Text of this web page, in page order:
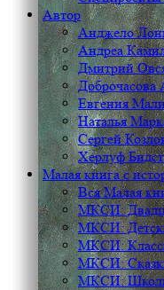
Автор
Анджело
Андреа
Дмитрий
Доброчасова
Евгения
Наталья
Сергей
Херлуф
Малая книга с
Вся Малая
МКСИ:
МКСИ:
МКСИ:
МКСИ:
МКСИ: